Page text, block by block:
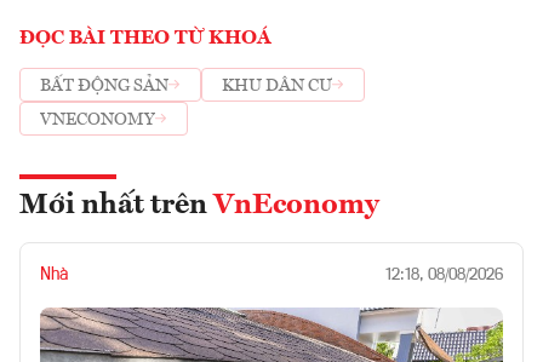
ĐỌC BÀI THEO TỪ KHOÁ
BẤT ĐỘNG SẢN
KHU DÂN CƯ
VNECONOMY
Mới nhất trên VnEconomy
Nhà 12:18, 08/08/2026